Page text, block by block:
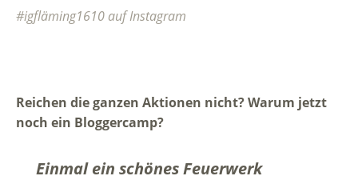
#igfläming1610 auf Instagram
Reichen die ganzen Aktionen nicht? Warum jetzt
noch ein Bloggercamp?
Einmal ein schönes Feuerwerk